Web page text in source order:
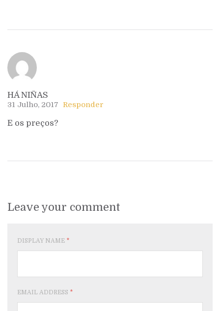
HÁ NIÑAS
31 Julho, 2017 Responder
E os preços?
Leave your comment
DISPLAY NAME *
EMAIL ADDRESS *